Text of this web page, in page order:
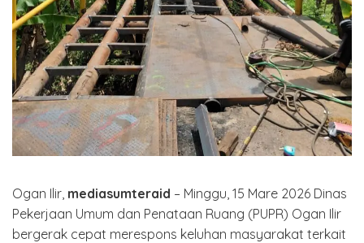
Ogan Ilir, mediasumteraid – Minggu, 15 Mare 2026 Dinas
Pekerjaan Umum dan Penataan Ruang (PUPR) Ogan Ilir
bergerak cepat merespons keluhan masyarakat terkait